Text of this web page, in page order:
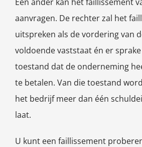
aanvragen. De rechter zal het
uitspreken als de vordering van
voldoende vaststaat én er
toestand dat de onderneming
te betalen. Van die toestand
het bedrijf meer dan één
laat.
U kunt een faillissement